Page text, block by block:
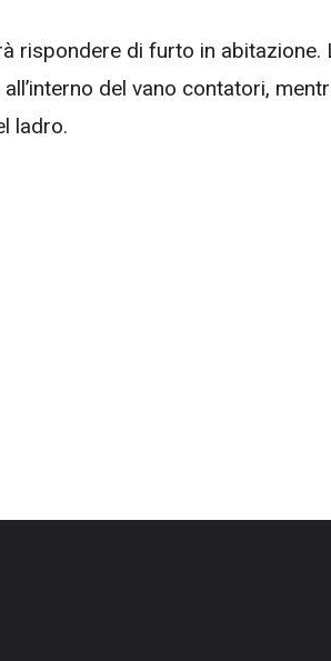
rispondere di furto in
del vano contatori,
ladro.